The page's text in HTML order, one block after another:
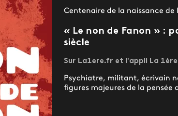
Centenaire de la naissance de
« Le non de Fanon » :
siècle
Sur La1ere.fr et l'appli La 1ère
Psychiatre, militant, écrivain
figures majeures de la pensée